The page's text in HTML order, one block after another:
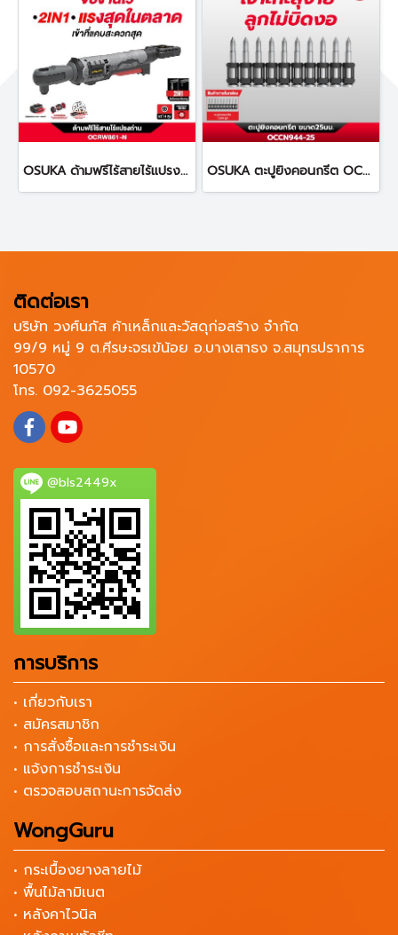
OSUKA ด้ามฟรีไร้สายไร้แปรงถ่าน OCRW861 OSUKA ตะปูยิงคอนกรีต OCCN944-25 ทนทานต่อการกัดกร่อน
ติดต่อเรา
บริษัท วงศ์นภัส ค้าเหล็กและวัสดุก่อสร้าง จำกัด
99/9 หมู่ 9 ต.ศีรษะจรเข้น้อย อ.บางเสาธง จ.สมุทรปราการ
10570
โทร. 092-3625055
@bls2449x
การบริการ
• เกี่ยวกับเรา
• สมัครสมาชิก
• การสั่งซื้อและการชำระเงิน
• แจ้งการชำระเงิน
• ตรวจสอบสถานะการจัดส่ง
WongGuru
• กระเบื้องยางลายไม้
• พื้นไม้ลามิเนต
• หลังคาไวนิล